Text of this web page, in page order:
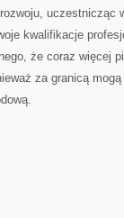
uczestnicząc
kwalifikacje
że coraz więcej
za granicą